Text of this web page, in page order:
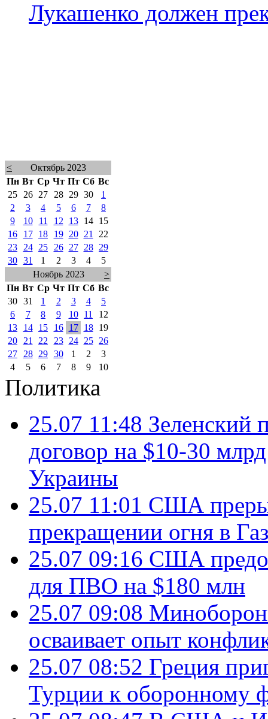
Лукашенко должен
<
Октябрь 2023
Пн Вт Ср Чт Пт Сб Вс
25
26 27 28 29 30
1
2
3 4 5 6 7
8
9
10 11 12 13 14
15
16
17 18 19 20 21
22
23
24 25 26 27 28
29
30 31 1 2 3 4
5
Ноябрь 2023
>
Пн Вт Ср Чт Пт Сб Вс
30 31 1 2 3 4
5
6
7 8 9 10 11
12
13
14 15 16 17 18
19
20
21 22 23 24 25
26
27
28 29 30 1 2
3
4
5 6 7 8 9 10
Политика
25.07 11:48 Зеленский
договор на $10-30
Украины
25.07 11:01 США
прекращении огня в
25.07 09:16 США
для ПВО на $180 млн
25.07 09:08
осваивает опыт
25.07 08:52 Греция
Турции к оборонному